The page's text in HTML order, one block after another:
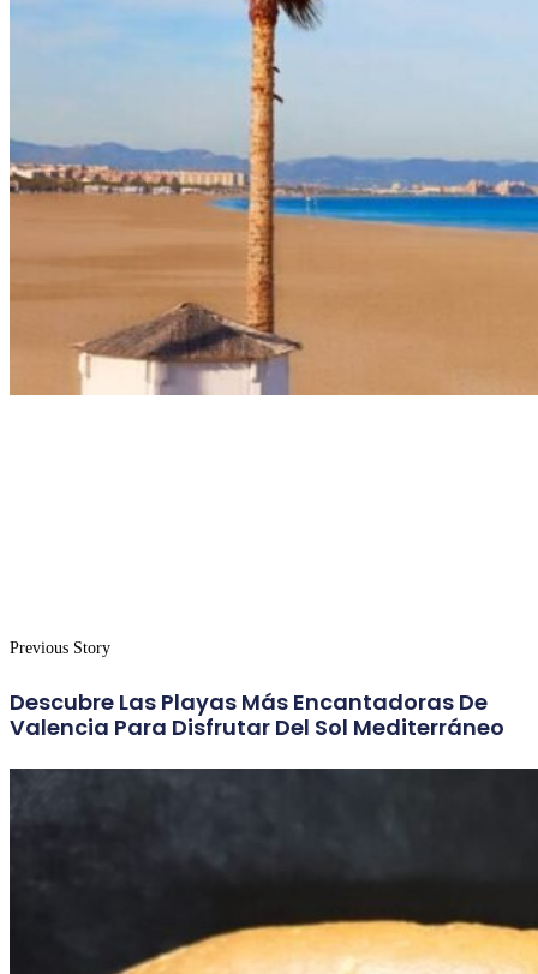
Previous Story
Descubre Las Playas Más Encantadoras De
Valencia Para Disfrutar Del Sol Mediterráneo